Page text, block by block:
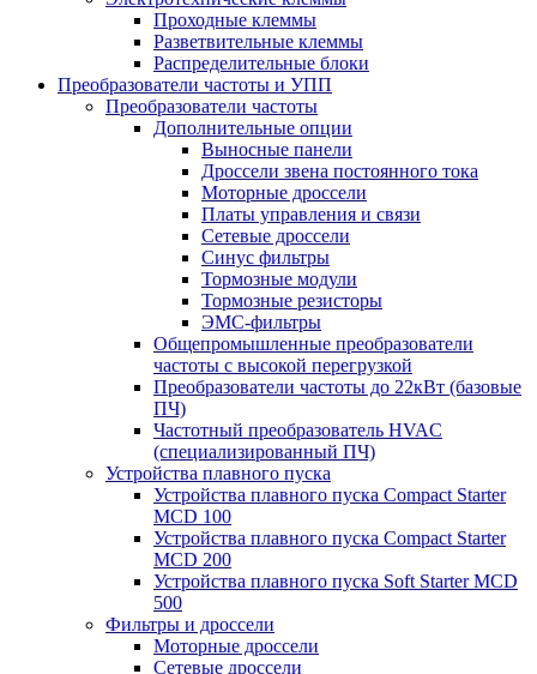
Проходные клеммы
Разветвительные клеммы
Распределительные блоки
Преобразователи частоты и УПП
Преобразователи частоты
Дополнительные опции
Выносные панели
Дроссели звена постоянного тока
Моторные дроссели
Платы управления и связи
Сетевые дроссели
Синус фильтры
Тормозные модули
Тормозные резисторы
ЭМС-фильтры
Общепромышленные преобразователи
частоты с высокой перегрузкой
Преобразователи частоты до 22кВт (базовые
ПЧ)
Частотный преобразователь HVAC
(специализированный ПЧ)
Устройства плавного пуска
Устройства плавного пуска Compact Starter
MCD 100
Устройства плавного пуска Compact Starter
MCD 200
Устройства плавного пуска Soft Starter MCD
500
Фильтры и дроссели
Моторные дроссели
Сетевые дроссели